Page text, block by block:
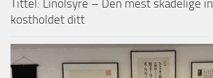
Tittel: Linolsyre – Den mest skadelige
kostholdet ditt